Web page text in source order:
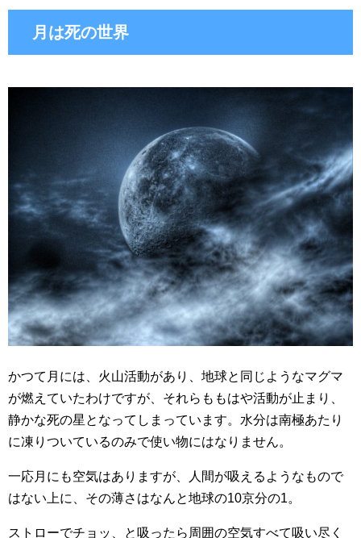
月は死の世界
かつて月には、火山活動があり、地球と同じようなマグマ
が燃えていたわけですが、それらももはや活動が止まり、
静かな死の星となってしまっています。水分は南極あたり
に凍りついているのみで使い物にはなりません。
一応月にも空気はありますが、人間が吸えるようなもので
はない上に、その薄さはなんと地球の10京分の1。
ストローでチョッ、と吸ったら周囲の空気すべて吸い尽く